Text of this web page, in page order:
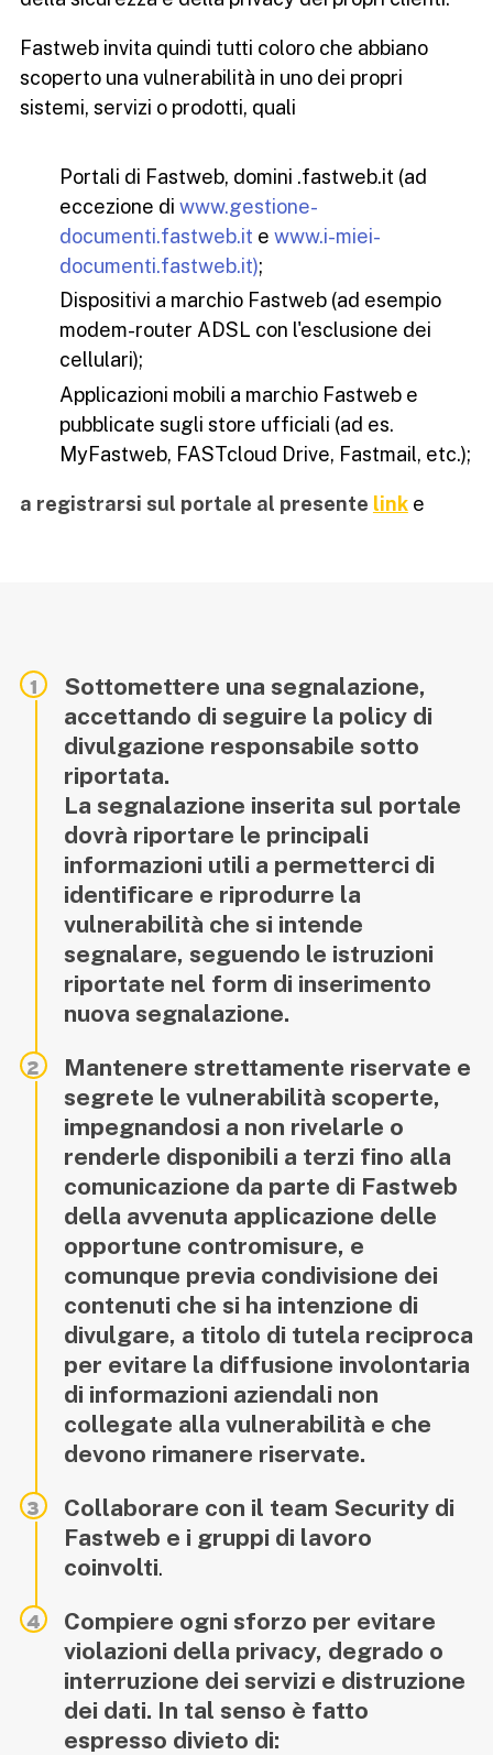
Fastweb invita quindi tutti coloro che abbiano
scoperto una vulnerabilità in uno dei propri
sistemi, servizi o prodotti, quali
Portali di Fastweb, domini .fastweb.it (ad
eccezione di www.gestione-
documenti.fastweb.it e www.i-miei-
documenti.fastweb.it);
Dispositivi a marchio Fastweb (ad esempio
modem-router ADSL con l'esclusione dei
cellulari);
Applicazioni mobili a marchio Fastweb e
pubblicate sugli store ufficiali (ad es.
MyFastweb, FASTcloud Drive, Fastmail, etc.);
a registrarsi sul portale al presente linke
Sottomettere una segnalazione,
accettando di seguire la policy di
divulgazione responsabile sotto
riportata.
La segnalazione inserita sul portale
dovrà riportare le principali
informazioni utili a permetterci di
identificare e riprodurre la
vulnerabilità che si intende
segnalare, seguendo le istruzioni
riportate nel form di inserimento
nuova segnalazione.
Mantenere strettamente riservate e
segrete le vulnerabilità scoperte,
impegnandosi a non rivelarle o
renderle disponibili a terzi fino alla
comunicazione da parte di Fastweb
della avvenuta applicazione delle
opportune contromisure, e
comunque previa condivisione dei
contenuti che si ha intenzione di
divulgare, a titolo di tutela reciproca
per evitare la diffusione involontaria
di informazioni aziendali non
collegate alla vulnerabilità e che
devono rimanere riservate.
Collaborare con il team Security di
Fastweb e i gruppi di lavoro
coinvolti.
Compiere ogni sforzo per evitare
violazioni della privacy, degrado o
interruzione dei servizi e distruzione
dei dati. In tal senso è fatto
espresso divieto di: